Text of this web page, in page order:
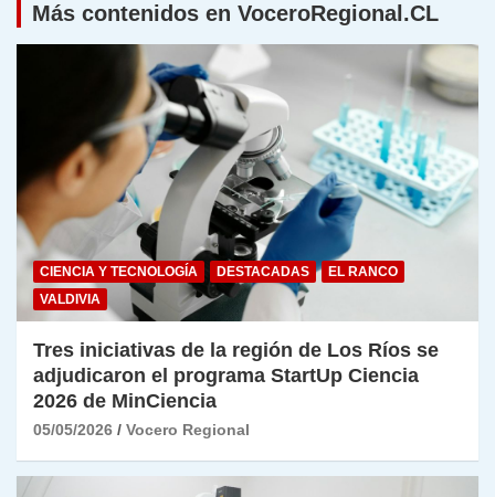
Más contenidos en VoceroRegional.CL
CIENCIA Y TECNOLOGÍA DESTACADAS
EL RANCO
VALDIVIA
Tres iniciativas de la región de Los Ríos se
adjudicaron el programa StartUp Ciencia
2026 de MinCiencia
05/05/2026 Vocero Regional